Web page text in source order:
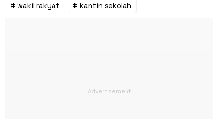
# wakil rakyat
# kantin sekolah